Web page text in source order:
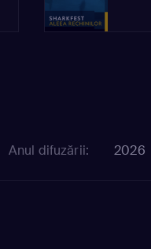
Anul difuzării: 2026